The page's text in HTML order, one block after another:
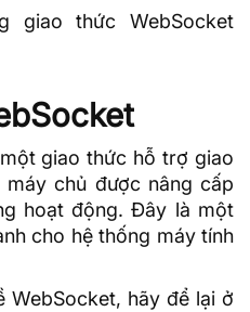
giao thức WebSocket
giao thức hỗ trợ giao
chủ được nâng cấp
hoạt động. Đây là một
cho hệ thống máy tính
WebSocket, hãy để lại ở